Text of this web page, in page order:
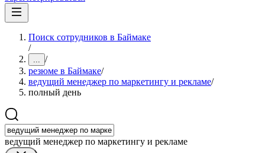
Поиск сотрудников в Баймаке
/
... /
резюме в Баймаке/
ведущий менеджер по маркетингу и рекламе/
полный день
ведущий менеджер по маркетингу и рекламе